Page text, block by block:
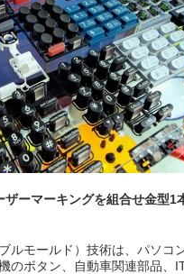
ザーマーキングを組合せ金型1
ルモールド）技術は、パソコ
のボタン、自動車関連部品、